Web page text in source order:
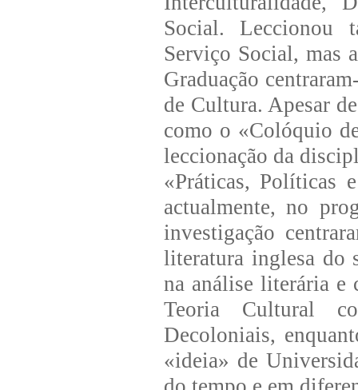
Social. Leccionou
Serviço Social, mas
Graduação
de Cultura. Apesar
como o «Colóquio
leccionação da
«Práticas, Políticas
actualmente, no
investigação
literatura inglesa
na análise literária e
Teoria Cultural
Decoloniais,
«ideia» de